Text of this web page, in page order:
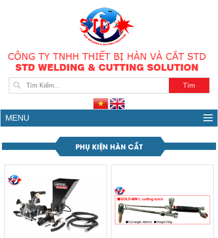
MENU
PHỤ KIỆN HÀN CẮT